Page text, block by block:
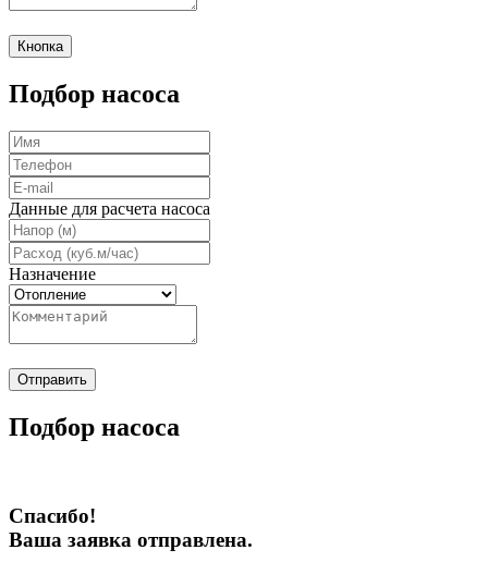
Кнопка
Подбор насоса
Данные для расчета насоса
Назначение
Отправить
Подбор насоса
Спасибо!
Ваша заявка отправлена.